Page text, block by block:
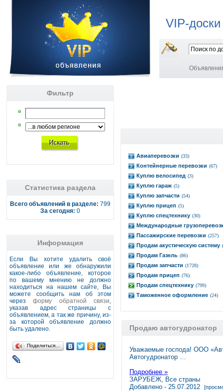
VIP-
Фильтр
Статистика раздела
Всего объявлений в разделе: 799
За сегодня: 0
Информация
Если Вы хотите удалить своё
объявление или же обнаружили
какое-либо объявление, которое
по вашему мнению не должно
находиться на нашем сайте, Вы
можете сообщить нам об этом
черезформу обратной связи,
указав адрес страницы с
объявлением, а так же причину, из-
за которой объявление должно
быть удалено.
Поделиться…
Авиаперевозки (33)
Контейнерные перевозки (67)
Куплю велосипед (3)
Куплю гараж (5)
Куплю запчасти (54)
Куплю прицеп (5)
Куплю спецтехнику (30)
Международные
Пассажирские перевозки (257)
Продам акустическую систему
Продам Газель (86)
Продам запчасти (1728)
Продам прицеп (76)
Продам спецтехнику (799)
Таможенное оформление (24)
Продаю автогудронатор
Уважаемые господа! ООО
Автогудронатор …
Подробнее »
ЗАРУБЕЖ, Все страны
Добавлено - 25.07.2012